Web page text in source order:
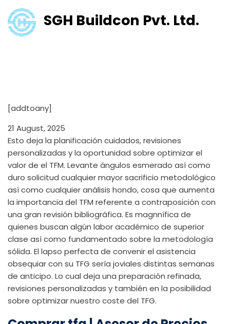
SGH Buildcon Pvt. Ltd.
[addtoany]
21 August, 2025
Esto deja la planificación cuidados, revisiones
personalizadas y la oportunidad sobre optimizar el
valor de el TFM. Levante ángulos esmerado así­ como
duro solicitud cualquier mayor sacrificio metodológico
así­ como cualquier análisis hondo, cosa que aumenta
la importancia del TFM referente a contraposición con
una gran revisión bibliográfica. Es magnnífica de
quienes buscan algún labor académico de superior
clase así­ como fundamentado sobre la metodología
sólida. El lapso perfecta de convenir el asistencia
obsequiar con su TFG serí­a joviales distintas semanas
de anticipo. Lo cual deja una preparación refinada,
revisiones personalizadas y también en la posibilidad
sobre optimizar nuestro coste del TFG.